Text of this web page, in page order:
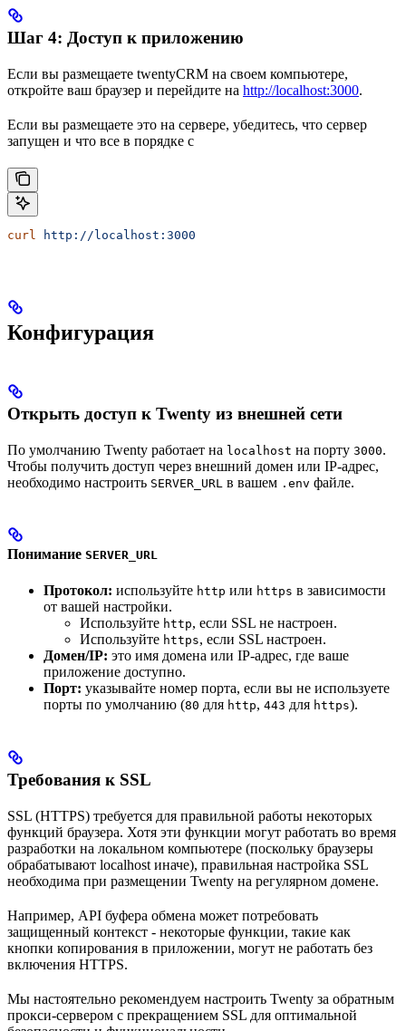
Шаг 4: Доступ к приложению
Если вы размещаете twentyCRM на своем компьютере,
откройте ваш браузер и перейдите на http://localhost:3000.
Если вы размещаете это на сервере, убедитесь, что сервер
запущен и что все в порядке с
curl http://localhost:3000
Конфигурация
Открыть доступ к Twenty из внешней сети
По умолчанию Twenty работает на localhost на порту 3000.
Чтобы получить доступ через внешний домен или IP-адрес,
необходимо настроить SERVER_URL в вашем .env файле.
Понимание SERVER_URL
Протокол: используйте http или https в зависимости
от вашей настройки.
Используйте http, если SSL не настроен.
Используйте https, если SSL настроен.
Домен/IP: это имя домена или IP-адрес, где ваше
приложение доступно.
Порт: указывайте номер порта, если вы не используете
порты по умолчанию (80 для http, 443 для https).
Требования к SSL
SSL (HTTPS) требуется для правильной работы некоторых
функций браузера. Хотя эти функции могут работать во время
разработки на локальном компьютере (поскольку браузеры
обрабатывают localhost иначе), правильная настройка SSL
необходима при размещении Twenty на регулярном домене.
Например, API буфера обмена может потребовать
защищенный контекст - некоторые функции, такие как
кнопки копирования в приложении, могут не работать без
включения HTTPS.
Мы настоятельно рекомендуем настроить Twenty за обратным
прокси-сервером с прекращением SSL для оптимальной